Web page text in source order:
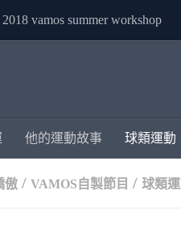
2018 vamos summer workshop
他的運動故事 球類運動
傲 / VAMOS自製節目 / 球類